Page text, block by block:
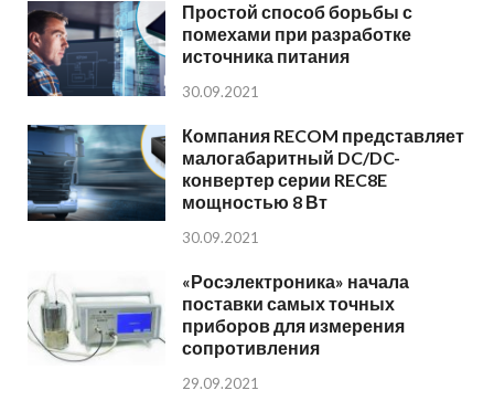
Простой способ борьбы с
помехами при разработке
источника питания
30.09.2021
Компания RECOM представляет
малогабаритный DC/DC-
конвертер серии REC8E
мощностью 8 Вт
30.09.2021
«Росэлектроника» начала
поставки самых точных
приборов для измерения
сопротивления
29.09.2021